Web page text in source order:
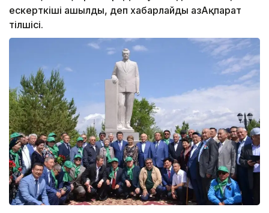
ескерткіші ашылды, деп хабарлайды ҚазАқпарат
тілшісі.